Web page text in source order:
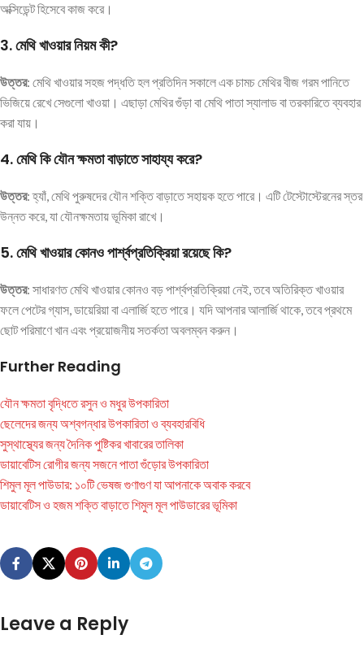
অক্সিডেন্ট হিসেবে কাজ করে।
3.মেথি খাওয়ার নিয়ম কী?
উত্তর: মেথি খাওয়ার সহজ পদ্ধতি হল প্রতিদিন সকালে এক চামচ মেথির বীজ গরম পানিতে
ভিজিয়ে রেখে সেগুলো খাওয়া। এছাড়া মেথির গুঁড়া বা মেথি পাতা স্যালাড বা তরকারিতে ব্যবহার
করা যায়।
4.মেথি কি যৌন ক্ষমতা বাড়াতে সাহায্য করে?
উত্তর: হ্যাঁ, মেথি পুরুষদের যৌন শক্তি বাড়াতে সহায়ক হতে পারে। এটি টেস্টোস্টেরনের স্তর
উন্নত করে, যা যৌনক্ষমতায় ভূমিকা রাখে।
5.মেথি খাওয়ার কোনও পার্শ্বপ্রতিক্রিয়া রয়েছে কি?
উত্তর: সাধারণত মেথি খাওয়ার কোনও বড় পার্শ্বপ্রতিক্রিয়া নেই, তবে অতিরিক্ত খাওয়ার
ফলে পেটের গ্যাস, ডায়েরিয়া বা এলার্জি হতে পারে। যদি আপনার আলার্জি থাকে, তবে প্রথমে
ছোট পরিমাণে খান এবং প্রয়োজনীয় সতর্কতা অবলম্বন করুন।
Further Reading
যৌন ক্ষমতা বৃদ্ধিতে রসুন ও মধুর উপকারিতা
ছেলেদের জন্য অশ্বগন্ধার উপকারিতা ও ব্যবহারবিধি
সুস্থাস্থ্যের জন্য দৈনিক পুষ্টিকর খাবারের তালিকা
ডায়াবেটিস রোগীর জন্য সজনে পাতা গুঁড়োর উপকারিতা
শিমুল মূল পাউডার: ১০টি ভেষজ গুণাগুণ যা আপনাকে অবাক করবে
ডায়াবেটিস ও হজম শক্তি বাড়াতে শিমুল মূল পাউডারের ভূমিকা
Leave a Reply